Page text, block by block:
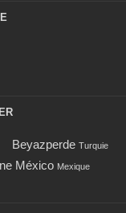
Beyazperde Turquie
México Mexique